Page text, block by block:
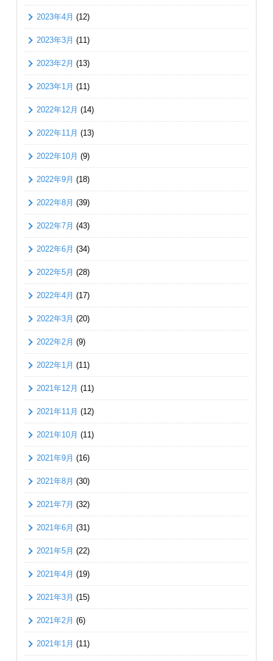
2023年4月 (12)
2023年3月 (11)
2023年2月 (13)
2023年1月 (11)
2022年12月 (14)
2022年11月 (13)
2022年10月 (9)
2022年9月 (18)
2022年8月 (39)
2022年7月 (43)
2022年6月 (34)
2022年5月 (28)
2022年4月 (17)
2022年3月 (20)
2022年2月 (9)
2022年1月 (11)
2021年12月 (11)
2021年11月 (12)
2021年10月 (11)
2021年9月 (16)
2021年8月 (30)
2021年7月 (32)
2021年6月 (31)
2021年5月 (22)
2021年4月 (19)
2021年3月 (15)
2021年2月 (6)
2021年1月 (11)